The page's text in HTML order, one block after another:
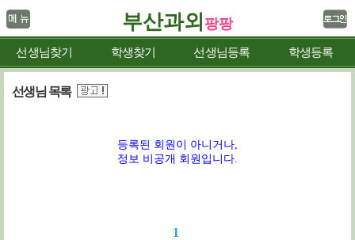
부산과외 팡팡
선생님찾기 학생찾기 선생님등록 학생등록
선생님 목록
등록된 회원이 아니거나,
정보 비공개 회원입니다.
1